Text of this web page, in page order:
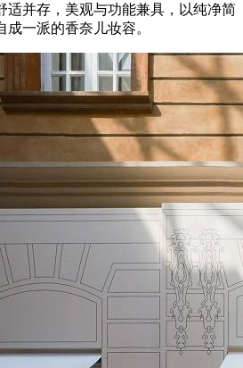
适并存，美观与功能兼具，以纯净简
一派的香奈儿妆容。